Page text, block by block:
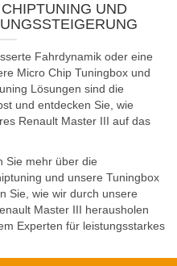
UND
Fahrdynamik oder eine
Micro Chip Tuningbox und
Lösungen sind die
und entdecken Sie, wie
Renault Master III auf das
Sie mehr über die
und unsere Tuningbox
Sie, wie wir durch unsere
Master III herausholen
Experten für leistungsstarkes